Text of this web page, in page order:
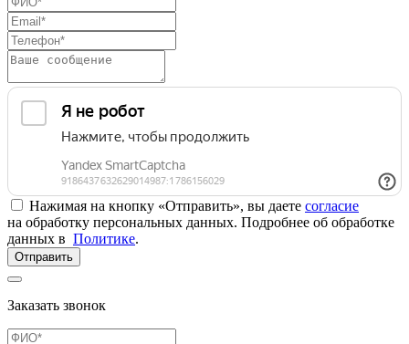
Нажимая на кнопку «Отправить», вы даете согласие
на обработку персональных данных. Подробнее об обработке
данных в Политике.
Отправить
Заказать звонок